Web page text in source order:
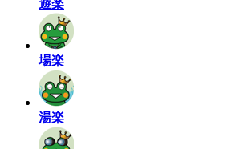
遊楽
場楽
湯楽